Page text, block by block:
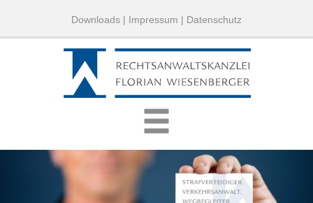
Downloads | Impressum | Datenschutz